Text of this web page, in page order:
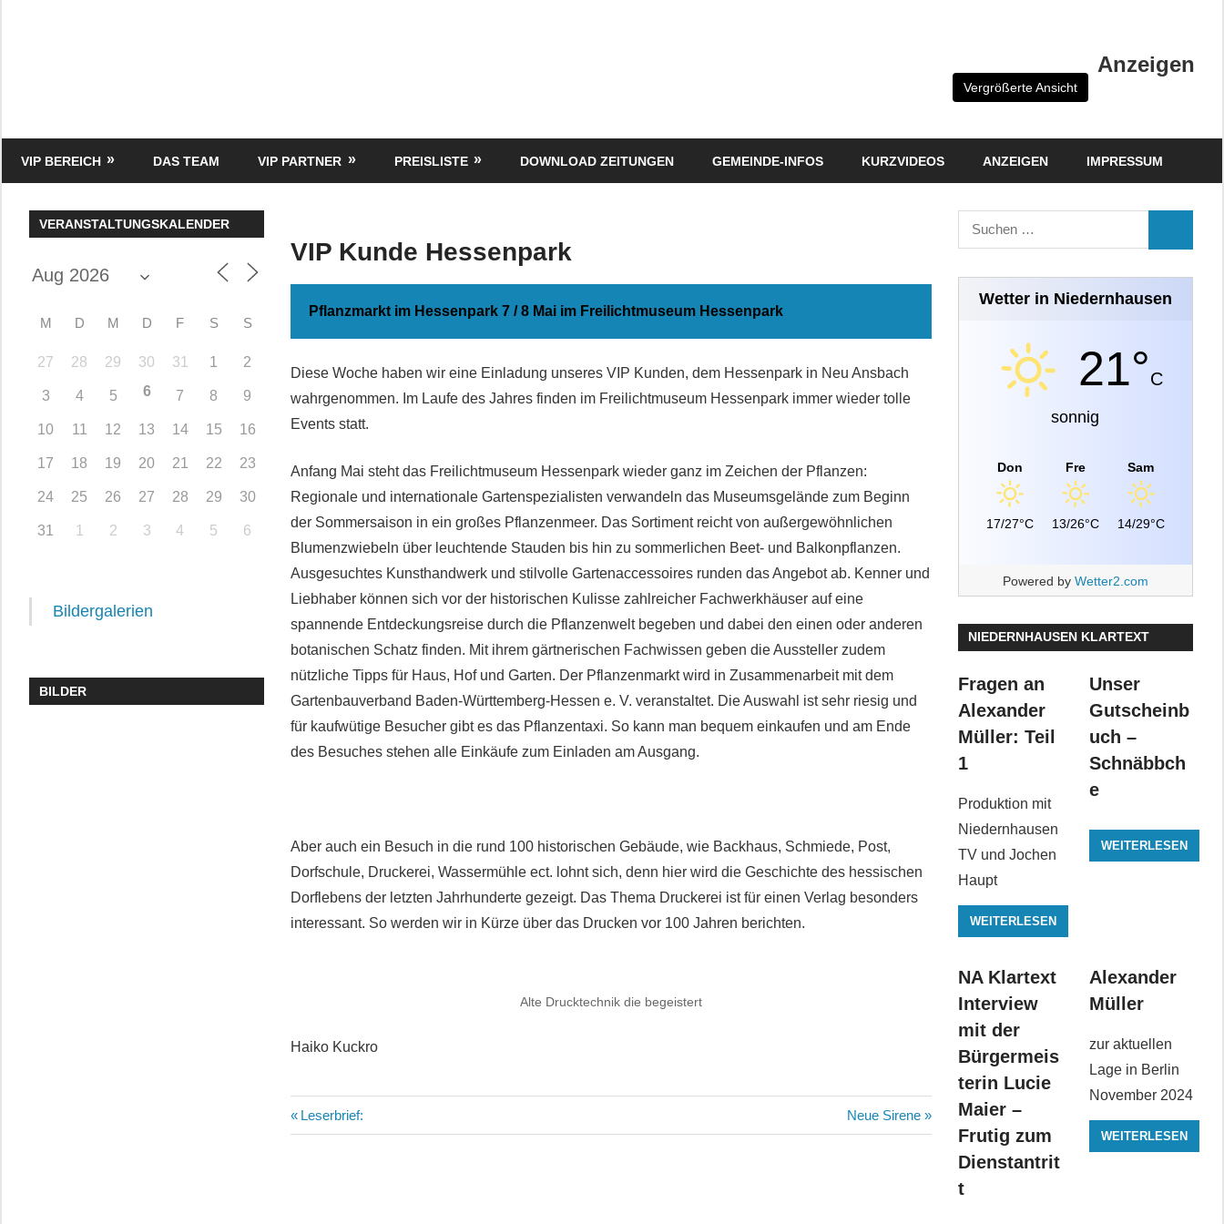
Media
Anzeigen
Vergrößerte Ansicht
VIP BEREICH DAS TEAM VIP PARTNER PREISLISTE DOWNLOAD ZEITUNGEN GEMEINDE-INFOS KURZVIDEOS ANZEIGEN IMPRESSUM
VIP Kunde Hessenpark
Pflanzmarkt im Hessenpark 7 / 8 Mai im Freilichtmuseum Hessenpark
Diese Woche haben wir eine Einladung unseres VIP Kunden, dem Hessenpark in Neu Ansbach
wahrgenommen. Im Laufe des Jahres finden im Freilichtmuseum Hessenpark immer wieder tolle
Events statt.
Anfang Mai steht das Freilichtmuseum Hessenpark wieder ganz im Zeichen der Pflanzen:
Regionale und internationale Gartenspezialisten verwandeln das Museumsgelände zum Beginn
der Sommersaison in ein großes Pflanzenmeer. Das Sortiment reicht von außergewöhnlichen
Blumenzwiebeln über leuchtende Stauden bis hin zu sommerlichen Beet- und Balkonpflanzen.
Ausgesuchtes Kunsthandwerk und stilvolle Gartenaccessoires runden das Angebot ab. Kenner und
Liebhaber können sich vor der historischen Kulisse zahlreicher Fachwerkhäuser auf eine
spannende Entdeckungsreise durch die Pflanzenwelt begeben und dabei den einen oder anderen
botanischen Schatz finden. Mit ihrem gärtnerischen Fachwissen geben die Aussteller zudem
nützliche Tipps für Haus, Hof und Garten. Der Pflanzenmarkt wird in Zusammenarbeit mit dem
Gartenbauverband Baden-Württemberg-Hessen e. V. veranstaltet. Die Auswahl ist sehr riesig und
für kaufwütige Besucher gibt es das Pflanzentaxi. So kann man bequem einkaufen und am Ende
des Besuches stehen alle Einkäufe zum Einladen am Ausgang.
Aber auch ein Besuch in die rund 100 historischen Gebäude, wie Backhaus, Schmiede, Post,
Dorfschule, Druckerei, Wassermühle ect. lohnt sich, denn hier wird die Geschichte des hessischen
Dorflebens der letzten Jahrhunderte gezeigt. Das Thema Druckerei ist für einen Verlag besonders
interessant. So werden wir in Kürze über das Drucken vor 100 Jahren berichten.
Alte Drucktechnik die begeistert
Haiko Kuckro
Beitragsnavigation
Vorheriger
Beitrag:
Leserbrief:
Nächster
Beitrag:
Neue Sirene
VERANSTALTUNGSKALENDER
M D M D F S S
27 28 29 30 31 1 2
3 4 5 6 7 8 9
10 11 12 13 14 15 16
17 18 19 20 21 22 23
24 25 26 27 28 29 30
31 1 2 3 4 5 6
Bildergalerien
BILDER
Suchen
nach:
Wetter in Niedernhausen
21°C
sonnig
Don
17/27°C
Fre
13/26°C
Sam
14/29°C
Powered by Wetter2.com
NIEDERNHAUSEN KLARTEXT
Fragen an
Alexander
Müller: Teil
1
Produktion mit
Niedernhausen
TV und Jochen
Haupt
WEITERLESEN
Unser
Gutscheinb
uch –
Schnäbbch
e
WEITERLESEN
NA Klartext
Interview
mit der
Bürgermeis
terin Lucie
Maier –
Frutig zum
Dienstantrit
t
Alexander
Müller
zur aktuellen
Lage in Berlin
November 2024
WEITERLESEN